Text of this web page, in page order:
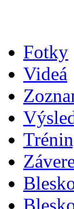
Fotky
Videá